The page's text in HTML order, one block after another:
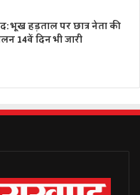
भूख हड़ताल पर छात्र नेता की
14वें दिन भी जारी